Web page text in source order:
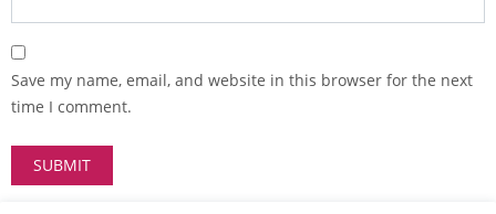
Save my name, email, and website in this browser for the next
time I comment.